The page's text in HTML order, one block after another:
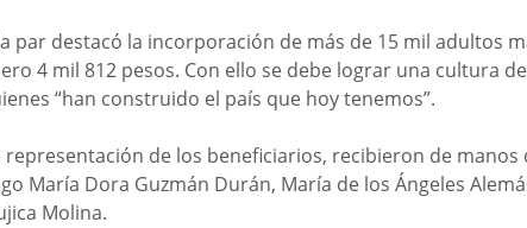
par destacó la incorporación de más de 15 mil adultos
4 mil 812 pesos. Con ello se debe lograr una cultura
“han construido el país que hoy tenemos”.
representación de los beneficiarios, recibieron de
María Dora Guzmán Durán, María de los Ángeles
Molina.